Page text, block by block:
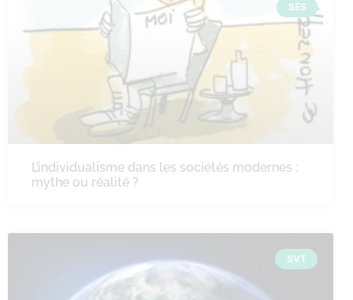
SES
L’individualisme dans les sociétés modernes :
mythe ou réalité ?
SVT